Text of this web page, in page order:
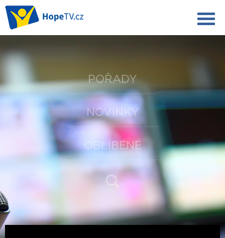
POŘADY
NOVINKY
OBLÍBENÉ